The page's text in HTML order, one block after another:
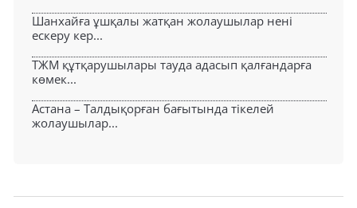
Шанхайға ұшқалы жатқан жолаушылар нені
ескеру кер...
ТЖМ құтқарушылары тауда адасып қалғандарға
көмек...
Астана – Талдықорған бағытында тікелей
жолаушылар...